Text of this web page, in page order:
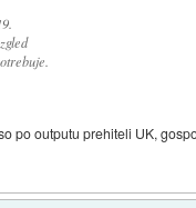
po outputu prehiteli UK,